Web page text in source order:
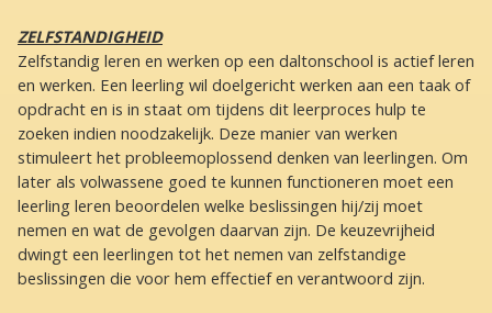
ZELFSTANDIGHEID
Zelfstandig leren en werken op een daltonschool is actief leren
en werken. Een leerling wil doelgericht werken aan een taak of
opdracht en is in staat om tijdens dit leerproces hulp te
zoeken indien noodzakelijk. Deze manier van werken
stimuleert het probleemoplossend denken van leerlingen. Om
later als volwassene goed te kunnen functioneren moet een
leerling leren beoordelen welke beslissingen hij/zij moet
nemen en wat de gevolgen daarvan zijn. De keuzevrijheid
dwingt een leerlingen tot het nemen van zelfstandige
beslissingen die voor hem effectief en verantwoord zijn.